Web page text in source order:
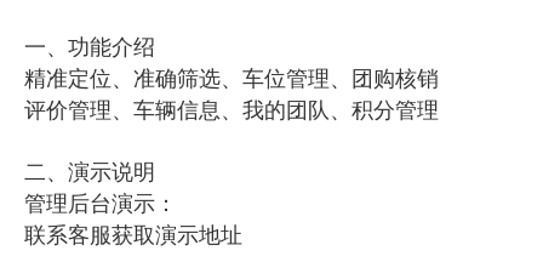
一、功能介绍
精准定位、准确筛选、车位管理、团购核销
评价管理、车辆信息、我的团队、积分管理
二、演示说明
管理后台演示：
联系客服获取演示地址